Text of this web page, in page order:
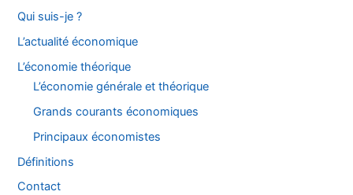
Qui suis-je ?
L’actualité économique
L’économie théorique
L’économie générale et théorique
Grands courants économiques
Principaux économistes
Définitions
Contact